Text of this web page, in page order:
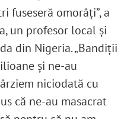
fuseseră omorâți”, a
un profesor local și
din Nigeria. „Bandiții
și ne-au
niciodată cu
că ne-au masacrat